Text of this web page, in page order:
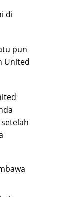
di
pun
United